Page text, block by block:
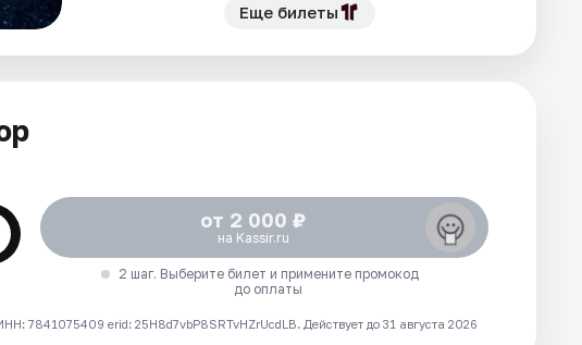
Еще билеты
от 2 000 ₽
на Kassir.ru
2 шаг. Выберите билет и примените промокод
до оплаты
erid: 25H8d7vbP8SRTvHZrUcdLB. Действует до 31 августа 2026